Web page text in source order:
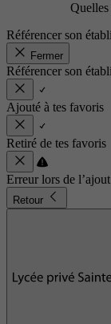
Référencer son
Fermer
Référencer son
Ajouté à tes favoris
Retiré de tes favoris
Erreur lors de
Retour